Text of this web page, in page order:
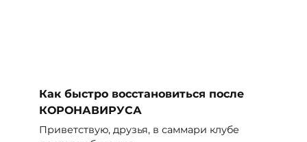
Как быстро восстановиться после
КОРОНАВИРУСА
Приветствую, друзья, в саммари клубе